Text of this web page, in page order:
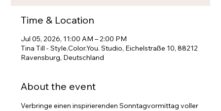
Time & Location
Jul 05, 2026, 11:00 AM – 2:00 PM
Tina Till - Style.Color.You. Studio, Eichelstraße 10, 88212
Ravensburg, Deutschland
About the event
Verbringe einen inspirierenden Sonntagvormittag voller